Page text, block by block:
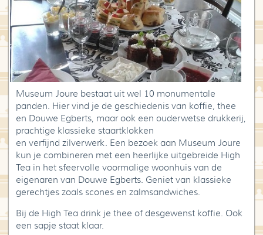
Museum Joure bestaat uit wel 10 monumentale
panden. Hier vind je de geschiedenis van koffie, thee
en Douwe Egberts, maar ook een ouderwetse drukkerij,
prachtige klassieke staartklokken
en verfijnd zilverwerk. Een bezoek aan Museum Joure
kun je combineren met een heerlijke uitgebreide High
Tea in het sfeervolle voormalige woonhuis van de
eigenaren van Douwe Egberts. Geniet van klassieke
gerechtjes zoals scones en zalmsandwiches.
Bij de High Tea drink je thee of desgewenst koffie. Ook
een sapje staat klaar.